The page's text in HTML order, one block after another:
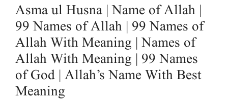
Asma ul Husna | Name of Allah |
99 Names of Allah | 99 Names of
Allah With Meaning | Names of
Allah With Meaning | 99 Names
of God | Allah’s Name With Best
Meaning